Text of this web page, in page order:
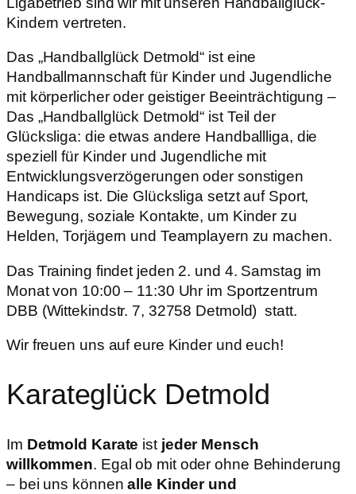
Kindern vertreten.
Das „Handballglück Detmold“ ist eine
Handballmannschaft für Kinder und Jugendliche
mit körperlicher oder geistiger Beeinträchtigung –
Das „Handballglück Detmold“ ist Teil der
Glücksliga: die etwas andere Handballliga, die
speziell für Kinder und Jugendliche mit
Entwicklungsverzögerungen oder sonstigen
Handicaps ist. Die Glücksliga setzt auf Sport,
Bewegung, soziale Kontakte, um Kinder zu
Helden, Torjägern und Teamplayern zu machen.
Das Training findet jeden 2. und 4. Samstag im
Monat von 10:00 – 11:30 Uhr im Sportzentrum
DBB (Wittekindstr. 7, 32758 Detmold) statt.
Wir freuen uns auf eure Kinder und euch!
Karateglück Detmold
Im Detmold Karate ist jeder Mensch
willkommen. Egal ob mit oder ohne Behinderung
– bei uns könnenalle Kinder und